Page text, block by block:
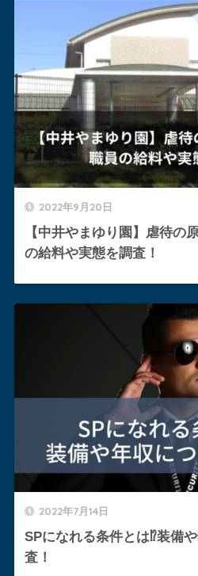
2022年9月20日
【中井やまゆり園】虐待の
の給料や実態を調査！
2022年7月14日
SPになれる条件とは⁉︎装備
査！